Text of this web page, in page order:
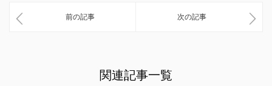
前の記事 次の記事
関連記事一覧